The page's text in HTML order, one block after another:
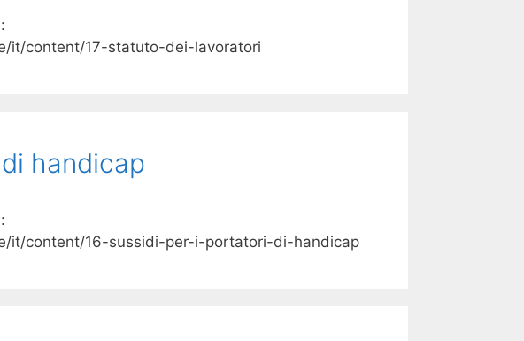
it/content/17-statuto-dei-lavoratori
handicap
it/content/16-sussidi-per-i-portatori-di-handicap